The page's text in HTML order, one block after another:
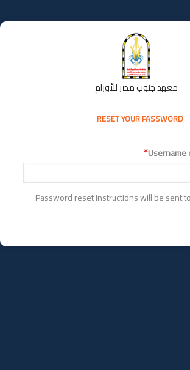
معهد جنوب مصر للأورام
RESET YOUR PASSWORD
Password reset instructions will be sent